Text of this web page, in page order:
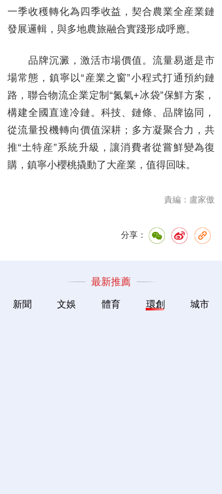
一季收穫轉化為四季收益，契合農業全産業鏈
發展邏輯，與多地農旅融合實踐形成呼應。
品牌沉澱，激活市場價值。流量易逝是市
場常態，鎮寧以“産業之窗”小程式打通預約鏈
路，聯合物流企業定制“氮氣+冰袋”保鮮方案，
構建全國直達冷鏈。科技、鏈條、品牌協同，
從流量投機轉向價值深耕；多方凝聚合力，共
推“土特産”系統升級，讓消費者從嘗鮮變為復
購，鎮寧小櫻桃撬動了大産業，值得回味。
責編：盧家傲
分享：
最新推薦
新聞 文娛 體育 環創 城市